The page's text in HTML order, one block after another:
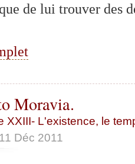
de lui trouver des
Moravia.
XXIII- L'existence, le
Déc 2011